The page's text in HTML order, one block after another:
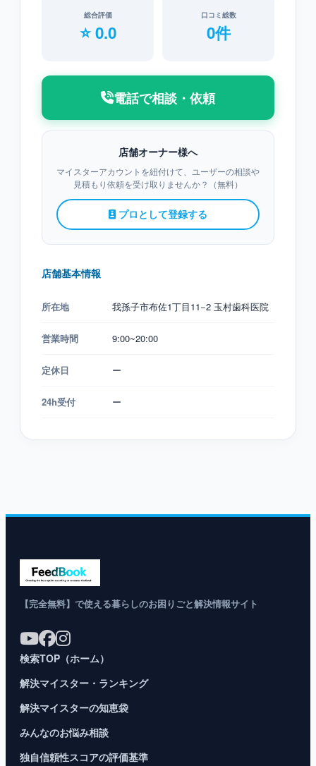
総合評価
⭐ 0.0
口コミ総数
0件
電話で相談・依頼
店舗オーナー様へ
マイスターアカウントを紐付けて、ユーザーの相談や
見積もり依頼を受け取りませんか？（無料）
プロとして登録する
店舗基本情報
所在地 我孫子市布佐1丁目11−2 玉村歯科医院
営業時間 9:00~20:00
定休日 ー
24h受付 ー
【完全無料】で使える暮らしのお困りごと解決情報サイト
検索TOP（ホーム）
解決マイスター・ランキング
解決マイスターの知恵袋
みんなのお悩み相談
独自信頼性スコアの評価基準